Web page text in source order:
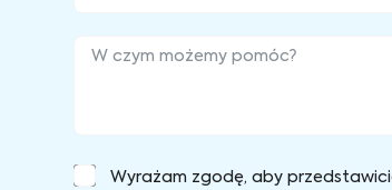
Wyrażam zgodę, aby